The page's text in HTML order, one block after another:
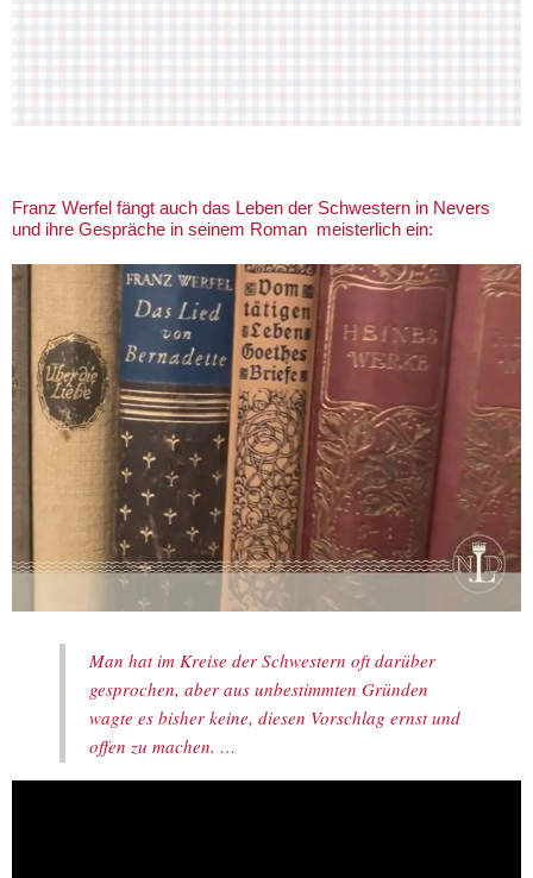
Franz Werfel fängt auch das Leben der Schwestern in Nevers
und ihre Gespräche in seinem Roman meisterlich ein:
Man hat im Kreise der Schwestern oft darüber
gesprochen, aber aus unbestimmten Gründen
wagte es bisher keine, diesen Vorschlag ernst und
offen zu machen. …